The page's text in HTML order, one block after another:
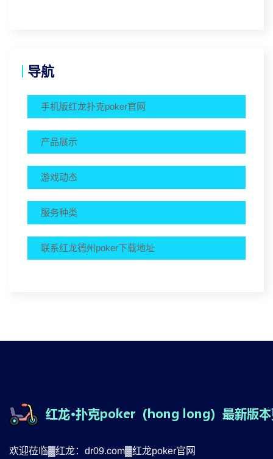
导航
手机版红龙扑克poker官网
产品展示
游戏动态
服务种类
联系红龙德州poker下载地址
欢迎莅临▓红龙：dr09.com▓红龙poker官网